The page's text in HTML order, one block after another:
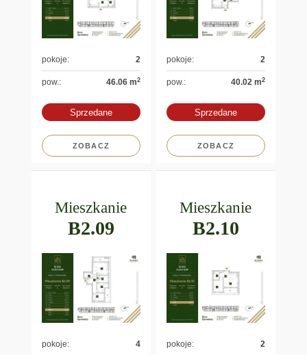
pokoje: 2
pow.: 46.06 m2
Sprzedane
ZOBACZ
pokoje: 2
pow.: 40.02 m2
Sprzedane
ZOBACZ
Mieszkanie
B2.09
pokoje: 4
Mieszkanie
B2.10
pokoje: 2